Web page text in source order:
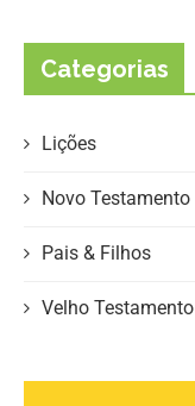
Categorias
Lições
Novo Testamento
Pais & Filhos
Velho Testamento